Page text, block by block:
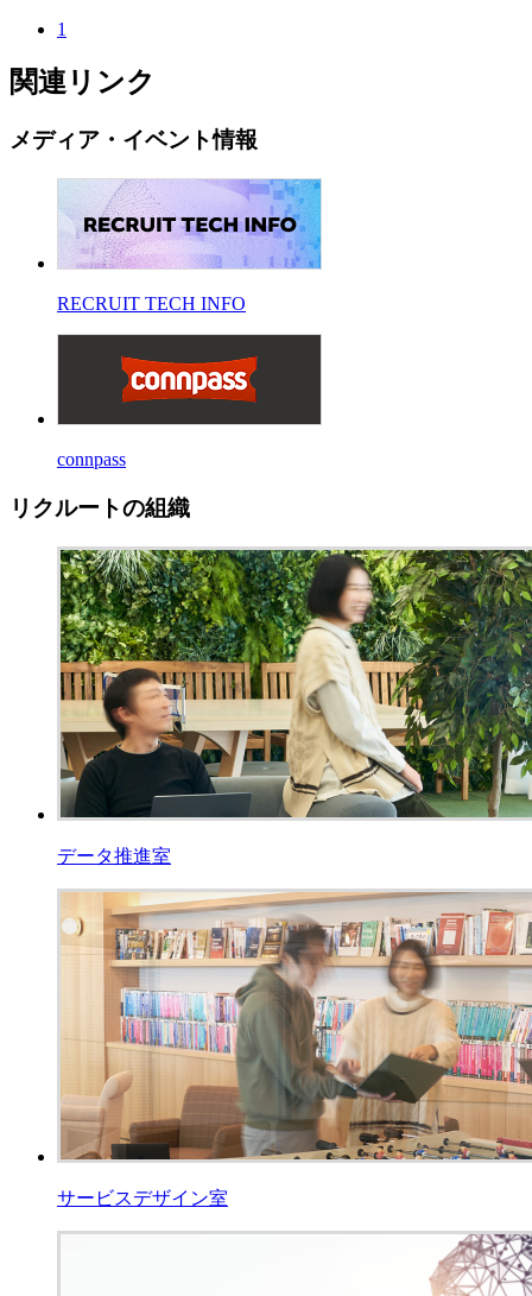
1
関連リンク
メディア・イベント情報
RECRUIT TECH INFO
connpass
リクルートの組織
データ推進室
サービスデザイン室